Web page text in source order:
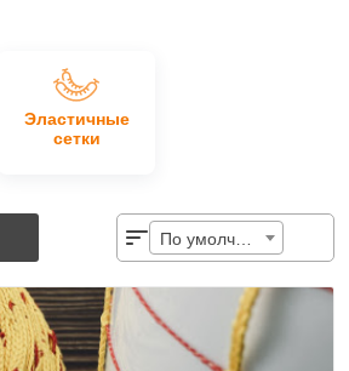
Эластичные
сетки